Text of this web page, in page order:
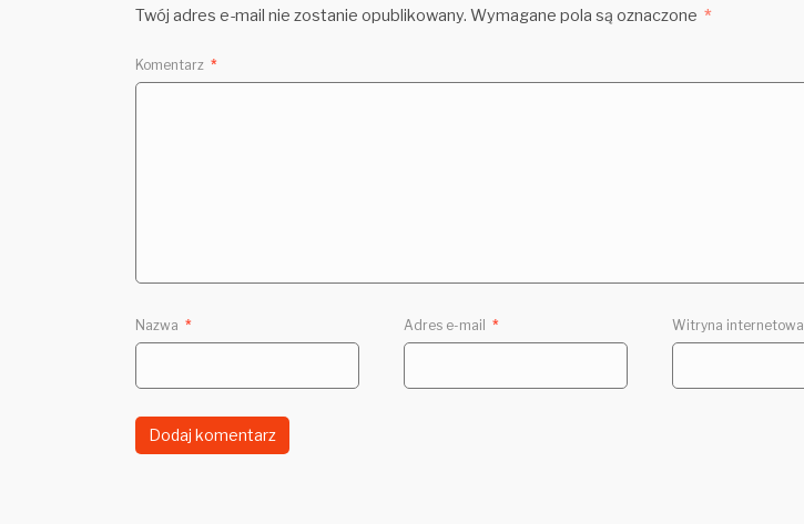
Twój adres e-mail nie zostanie opublikowany. Wymagane pola są oznaczone *
Komentarz *
Nazwa * Adres e-mail * Witryna internetowa